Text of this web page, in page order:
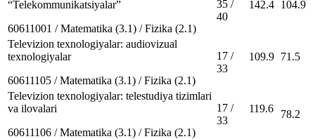
“Telekommunikatsiyalar”
60611001 / Matematika (3.1) / Fizika (2.1)
35 /
40
142.4 104.9
Televizion texnologiyalar: audiovizual
texnologiyalar
60611105 / Matematika (3.1) / Fizika (2.1)
17 /
33
109.9 71.5
Televizion texnologiyalar: telestudiya tizimlari
va ilovalari
60611106 / Matematika (3.1) / Fizika (2.1)
17 /
33
119.6 78.2